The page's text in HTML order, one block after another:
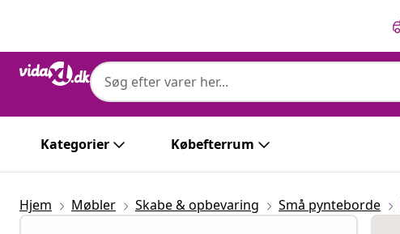
Kategorier Købefterrum
Hjem Møbler Skabe & opbevaring Små pynteborde